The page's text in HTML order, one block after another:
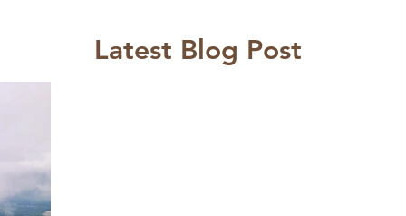
Latest Blog Post